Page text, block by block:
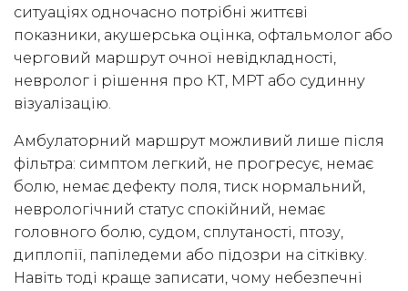
ситуаціях одночасно потрібні життєві
показники, акушерська оцінка, офтальмолог або
черговий маршрут очної невідкладності,
невролог і рішення про КТ, МРТ або судинну
візуалізацію.
Амбулаторний маршрут можливий лише після
фільтра: симптом легкий, не прогресує, немає
болю, немає дефекту поля, тиск нормальний,
неврологічний статус спокійний, немає
головного болю, судом, сплутаності, птозу,
диплопії, папіледеми або підозри на сітківку.
Навіть тоді краще записати, чому небезпечні